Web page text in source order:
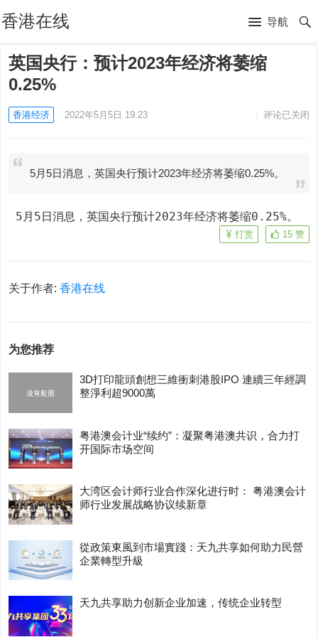
香港在线 导航
英国央行：预计2023年经济将萎缩
0.25%
香港经济 2022年5月5日 19:23 评论已关闭
5月5日消息，英国央行预计2023年经济将萎缩0.25%。
5月5日消息，英国央行预计2023年经济将萎缩0.25%。
15 赞
打赏
关于作者:香港在线
为您推荐
3D打印龍頭創想三維衝刺港股IPO 連續三年經調
整淨利超9000萬
粤港澳会计业“续约”：凝聚粤港澳共识，合力打
开国际市场空间
大湾区会计师行业合作深化进行时： 粤港澳会计
师行业发展战略协议续新章
從政策東風到市場實踐：天九共享如何助力民營
企業轉型升級
天九共享助力创新企业加速，传统企业转型